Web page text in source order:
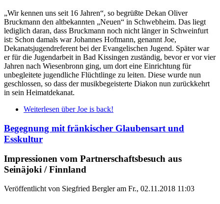
„Wir kennen uns seit 16 Jahren“, so begrüßte Dekan Oliver
Bruckmann den altbekannten „Neuen“ in Schwebheim. Das liegt
lediglich daran, dass Bruckmann noch nicht länger in Schweinfurt
ist: Schon damals war Johannes Hofmann, genannt Joe,
Dekanatsjugendreferent bei der Evangelischen Jugend. Später war
er für die Jugendarbeit in Bad Kissingen zuständig, bevor er vor vier
Jahren nach Wiesenbronn ging, um dort eine Einrichtung für
unbegleitete jugendliche Flüchtlinge zu leiten. Diese wurde nun
geschlossen, so dass der musikbegeisterte Diakon nun zurückkehrt
in sein Heimatdekanat.
Weiterlesen über Joe is back!
Begegnung mit fränkischer Glaubensart und
Esskultur
Impressionen vom Partnerschaftsbesuch aus
Seinäjoki / Finnland
Veröffentlicht von Siegfried Bergleram Fr., 02.11.2018 11:03